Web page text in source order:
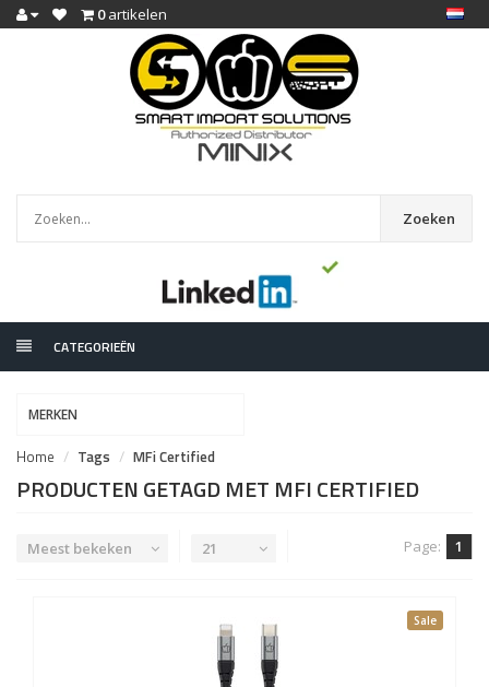
0artikelen
Zoeken
CATEGORIEËN
MERKEN
Home Tags MFi Certified
PRODUCTEN GETAGD MET MFI CERTIFIED
Meest bekeken 21 Page: 1
Sale